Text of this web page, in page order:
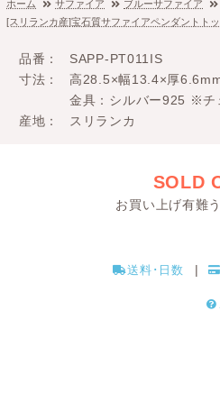
ホーム サファイア ブルーサファイア
[スリランカ産]宝石質サファイアペンダントトッ
品番
SAPP-PT011IS
寸法
高28.5×幅13.4×厚
金具：シルバー925 ※チ
産地
スリランカ
SOLD
お買い上げ有難
送料･日数